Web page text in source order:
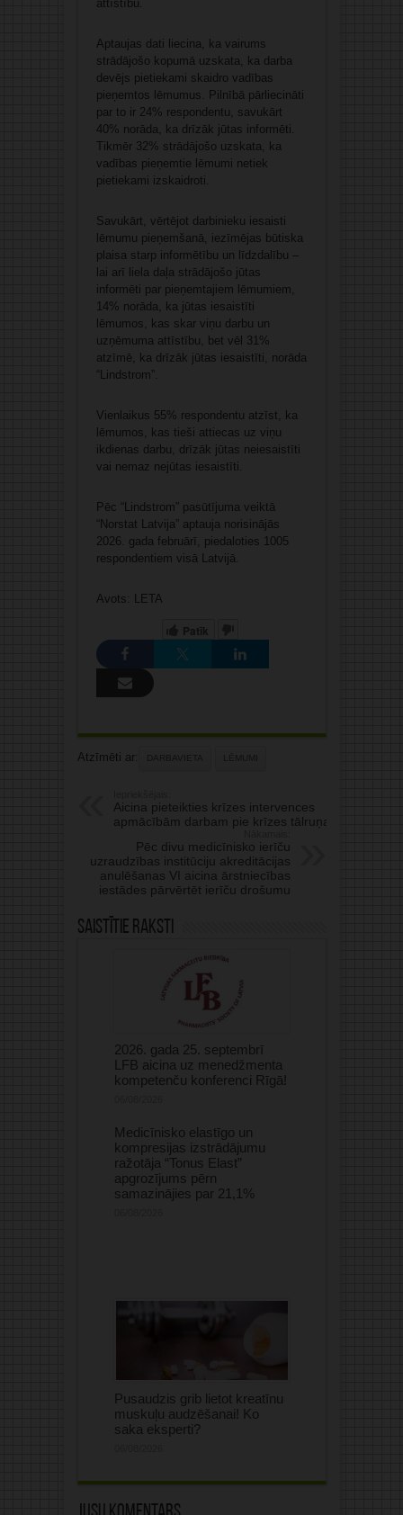
attīstību.
Aptaujas dati liecina, ka vairums
strādājošo kopumā uzskata, ka darba
devējs pietiekami skaidro vadības
pieņemtos lēmumus. Pilnībā pārliecināti
par to ir 24% respondentu, savukārt
40% norāda, ka drīzāk jūtas informēti.
Tikmēr 32% strādājošo uzskata, ka
vadības pieņemtie lēmumi netiek
pietiekami izskaidroti.
Savukārt, vērtējot darbinieku iesaisti
lēmumu pieņemšanā, iezīmējas būtiska
plaisa starp informētību un līdzdalību –
lai arī liela daļa strādājošo jūtas
informēti par pieņemtajiem lēmumiem,
14% norāda, ka jūtas iesaistīti
lēmumos, kas skar viņu darbu un
uzņēmuma attīstību, bet vēl 31%
atzīmē, ka drīzāk jūtas iesaistīti, norāda
“Lindstrom”.
Vienlaikus 55% respondentu atzīst, ka
lēmumos, kas tieši attiecas uz viņu
ikdienas darbu, drīzāk jūtas neiesaistīti
vai nemaz nejūtas iesaistīti.
Pēc “Lindstrom” pasūtījuma veiktā
“Norstat Latvija” aptauja norisinājās
2026. gada februārī, piedaloties 1005
respondentiem visā Latvijā.
Avots: LETA
Patīk
Atzīmēti ar: DARBAVIETA LĒMUMI
Aicina pieteikties krīzes intervences
apmācībām darbam pie krīzes tālruņa
Pēc divu medicīnisko ierīču
uzraudzības institūciju akreditācijas
anulēšanas VI aicina ārstniecības
iestādes pārvērtēt ierīču drošumu
Saistītie raksti
2026. gada 25. septembrī
LFB aicina uz menedžmenta
kompetenču konferenci Rīgā!
Medicīnisko elastīgo un
kompresijas izstrādājumu
ražotāja “Tonus Elast”
apgrozījums pērn
samazinājies par 21,1%
Pusaudzis grib lietot kreatīnu
muskuļu audzēšanai! Ko
saka eksperti?